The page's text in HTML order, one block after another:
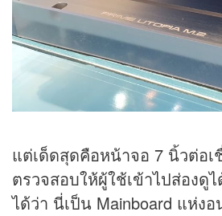
แต่เด็ดสุดคือหน้าจอ 7 นิ้วต่อเ
ตรวจสอบให้ผู้ใช้เข้าไปส่องดูไ
ได้ว่า นี่เป็น Mainboard แห่ง